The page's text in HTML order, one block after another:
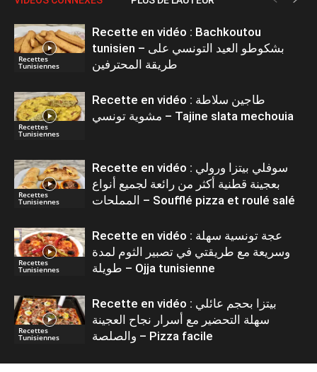
Recettes
Tunisiennes
Recette en vidéo : Bachkoutou
tunisien – بشكوطو العيد التونسي على
طريقة المحترفين
Recettes
Tunisiennes
Recette en vidéo : طاجين سلاطة
مشوية تونسي – Tajine slata mechouia
Recettes
Tunisiennes
Recette en vidéo : سوفلي بيتزا ورولي
بعجينة قطنية أكثر من رائعة لجميع أنواع
المملحات – Soufflé pizza et roulé salé
Recettes
Tunisiennes
Recette en vidéo : عجة تونسية سهلة
وسريعة مع طريقتي في تصبير الثوم لمدة
طويلة – Ojja tunisienne
Recettes
Tunisiennes
Recette en vidéo : بيتزا بحجم عائلي
سهلة التحضير مع أسرار نجاح العجينة
والصلصة – Pizza facile